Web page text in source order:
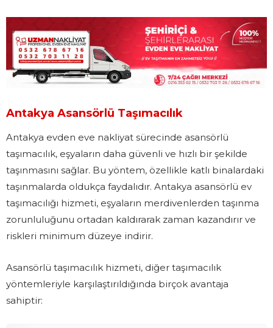
Antakya Asansörlü Taşımacılık
Antakya evden eve nakliyat sürecinde asansörlü
taşımacılık, eşyaların daha güvenli ve hızlı bir şekilde
taşınmasını sağlar. Bu yöntem, özellikle katlı binalardaki
taşınmalarda oldukça faydalıdır. Antakya asansörlü ev
taşımacılığı hizmeti, eşyaların merdivenlerden taşınma
zorunluluğunu ortadan kaldırarak zaman kazandırır ve
riskleri minimum düzeye indirir.
Asansörlü taşımacılık hizmeti, diğer taşımacılık
yöntemleriyle karşılaştırıldığında birçok avantaja
sahiptir: